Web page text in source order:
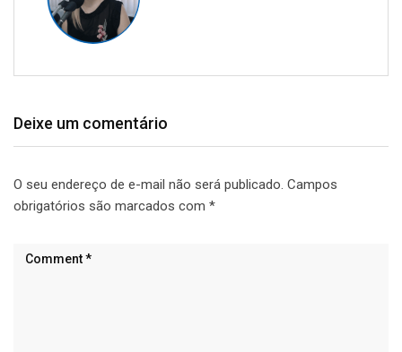
Deixe um comentário
O seu endereço de e-mail não será publicado. Campos
obrigatórios são marcados com *